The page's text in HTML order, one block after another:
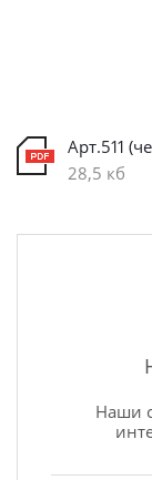
Арт.511
28,5 кб
Наши